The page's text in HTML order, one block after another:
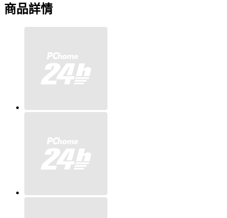
商品詳情